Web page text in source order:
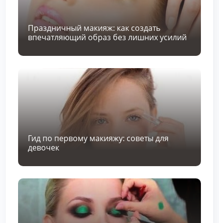
Праздничный макияж: как создать
впечатляющий образ без лишних усилий
Гид по первому макияжу: советы для
девочек